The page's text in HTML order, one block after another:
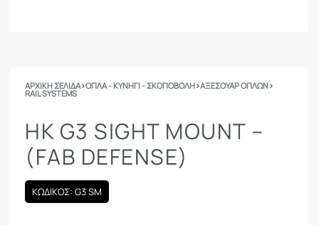
ΑΡΧΙΚΉ ΣΕΛΊΔΑ›ΟΠΛΑ - ΚΥΝΗΓΙ - ΣΚΟΠΟΒΟΛΗ›ΑΞΕΣΟΥΑΡ ΟΠΛΩΝ›
RAIL SYSTEMS
HK G3 SIGHT MOUNT –
(FAB DEFENSE)
ΚΩΔΙΚΟΣ: G3 SM